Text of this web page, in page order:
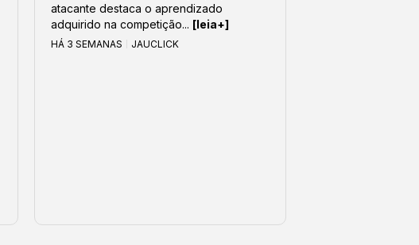
atacante destaca o aprendizado
adquirido na competição... [leia+]
HÁ 3 SEMANAS JAUCLICK